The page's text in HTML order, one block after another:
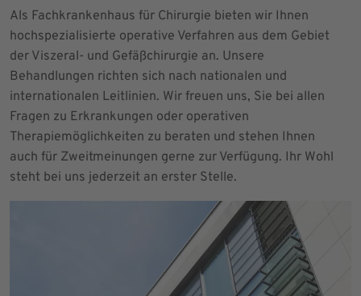
Als Fachkrankenhaus für Chirurgie bieten wir Ihnen
hochspezialisierte operative Verfahren aus dem Gebiet
der Viszeral- und Gefäßchirurgie an. Unsere
Behandlungen richten sich nach nationalen und
internationalen Leitlinien. Wir freuen uns, Sie bei allen
Fragen zu Erkrankungen oder operativen
Therapiemöglichkeiten zu beraten und stehen Ihnen
auch für Zweitmeinungen gerne zur Verfügung. Ihr Wohl
steht bei uns jederzeit an erster Stelle.